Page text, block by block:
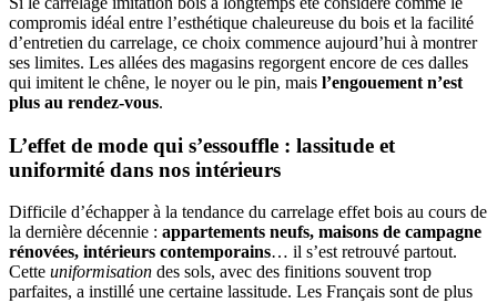
compromis idéal entre l’esthétique chaleureuse du bois et la facilité
d’entretien du carrelage, ce choix commence aujourd’hui à montrer
ses limites. Les allées des magasins regorgent encore de ces dalles
qui imitent le chêne, le noyer ou le pin, mais l’engouement n’est
plus au rendez-vous.
L’effet de mode qui s’essouffle : lassitude et
uniformité dans nos intérieurs
Difficile d’échapper à la tendance du carrelage effet bois au cours de
la dernière décennie : appartements neufs, maisons de campagne
rénovées, intérieurs contemporains… il s’est retrouvé partout.
Cette uniformisation des sols, avec des finitions souvent trop
parfaites, a instillé une certaine lassitude. Les Français sont de plus